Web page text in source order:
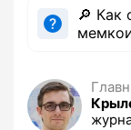
🔎 Как